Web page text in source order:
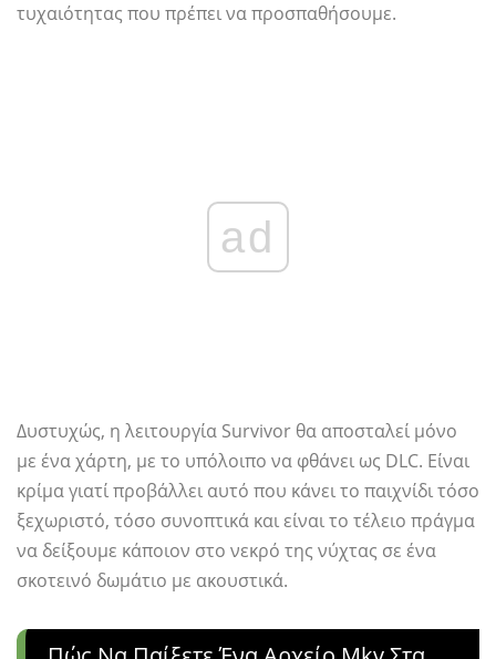
τυχαιότητας που πρέπει να προσπαθήσουμε.
ad
Δυστυχώς, η λειτουργία Survivor θα αποσταλεί μόνο
με ένα χάρτη, με το υπόλοιπο να φθάνει ως DLC. Είναι
κρίμα γιατί προβάλλει αυτό που κάνει το παιχνίδι τόσο
ξεχωριστό, τόσο συνοπτικά και είναι το τέλειο πράγμα
να δείξουμε κάποιον στο νεκρό της νύχτας σε ένα
σκοτεινό δωμάτιο με ακουστικά.